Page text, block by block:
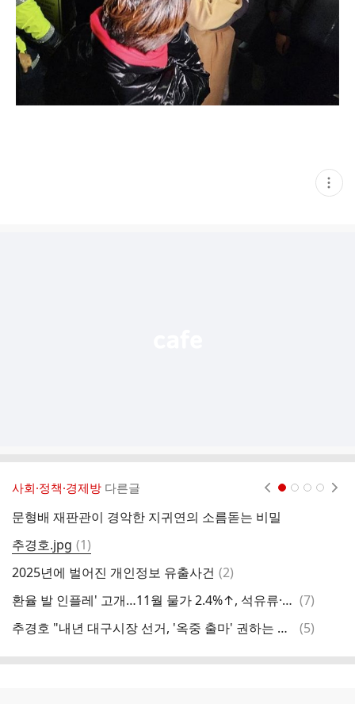
현
재
사회·정책·경제방 다른글
문형배 재판관이 경악한 지귀연의 소름돋는 비밀
추경호.jpg 댓
글
(1)
2025년에 벌어진 개인정보 유출사건 댓
(2)
환율 발 인플레' 고개…11월 물가 2.4%↑, 석유류·먹거리 들썩(종합2보) 댓
(7)
추경호 "내년 대구시장 선거, '옥중 출마' 권하는 이들 많다"
댓
(5)